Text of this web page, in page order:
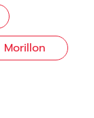
Morillon